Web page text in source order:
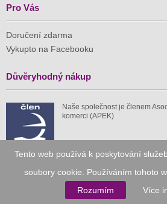
Tento web používá k poskytování
soubory cookie. Používáním tohoto
Rozumím
Více
Pro Vás
Doručení zdarma
Vykupto na Facebooku
Důvěryhodný nákup
Naše společnost je členem
komerci (APEK)
Již od roku 2010